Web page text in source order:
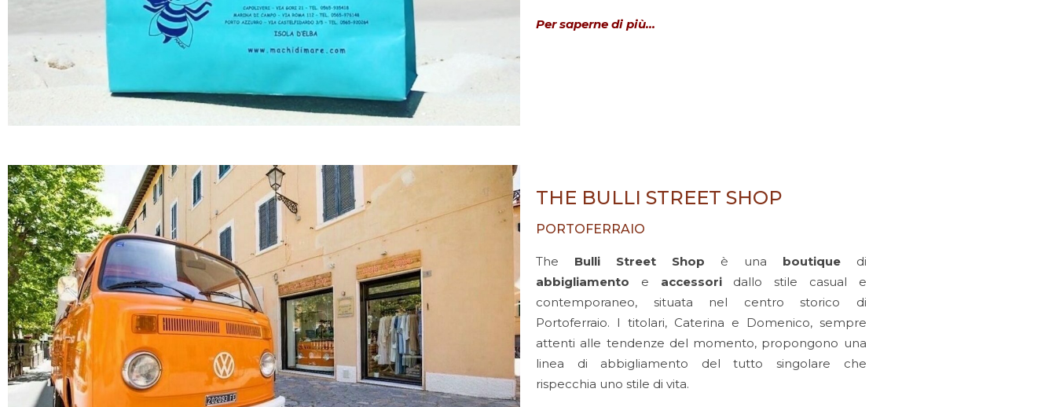
Per saperne di più…
THE BULLI STREET SHOP
PORTOFERRAIO
The Bulli Street Shop è una boutiquedi
abbigliamento e accessoridallo stile casual e
contemporaneo, situata nel centro storico di
Portoferraio. I titolari, Caterina e Domenico, sempre
attenti alle tendenze del momento, propongono una
linea di abbigliamento del tutto singolare che
rispecchia uno stile di vita.